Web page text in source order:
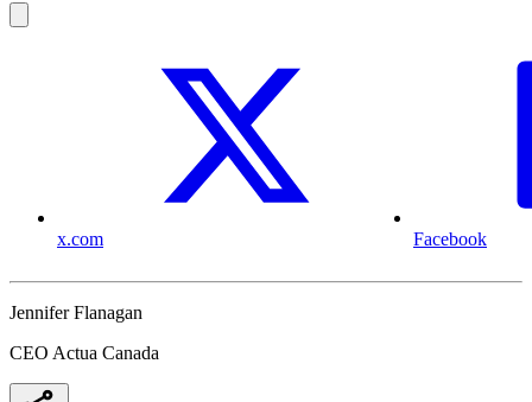
x.com Facebook
Jennifer Flanagan
CEO Actua Canada